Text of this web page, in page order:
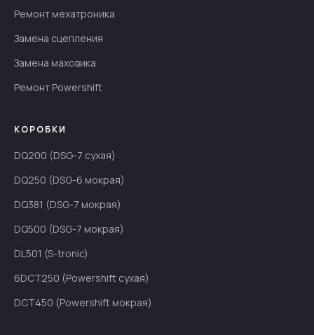
Ремонт мехатроника
Замена сцепления
Замена маховика
Ремонт Powershift
КОРОБКИ
DQ200 (DSG-7 сухая)
DQ250 (DSG-6 мокрая)
DQ381 (DSG-7 мокрая)
DQ500 (DSG-7 мокрая)
DL501 (S-tronic)
6DCT250 (Powershift сухая)
DCT450 (Powershift мокрая)